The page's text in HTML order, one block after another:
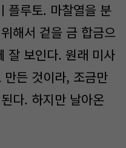
플루토. 마찰열을 분
해서 겉을 금 합금으
잘 보인다. 원래 미사
든 것이라, 조금만
다. 하지만 날아온